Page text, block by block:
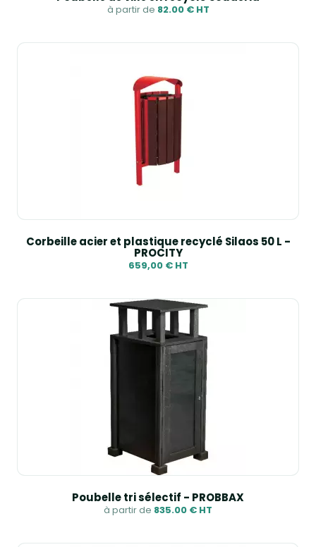
à partir de 82.00 € HT
Corbeille acier et plastique recyclé Silaos 50 L -
PROCITY
659,00 € HT
Poubelle tri sélectif - PROBBAX
à partir de 835.00 € HT